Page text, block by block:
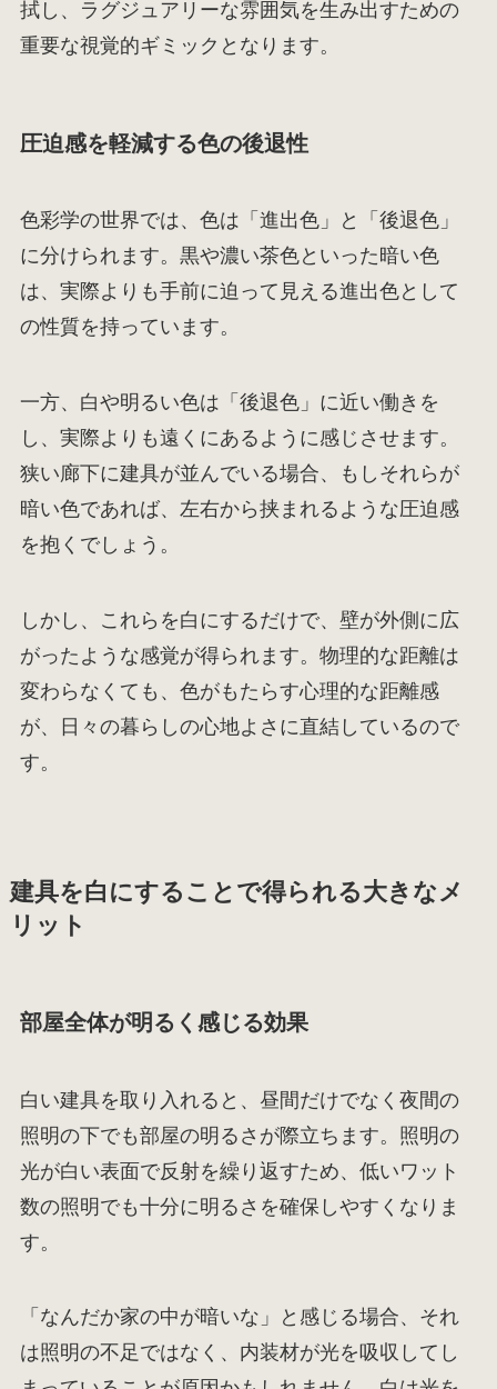
拭し、ラグジュアリーな雰囲気を生み出すための
重要な視覚的ギミックとなります。
圧迫感を軽減する色の後退性
色彩学の世界では、色は「進出色」と「後退色」
に分けられます。黒や濃い茶色といった暗い色
は、実際よりも手前に迫って見える進出色として
の性質を持っています。
一方、白や明るい色は「後退色」に近い働きを
し、実際よりも遠くにあるように感じさせます。
狭い廊下に建具が並んでいる場合、もしそれらが
暗い色であれば、左右から挟まれるような圧迫感
を抱くでしょう。
しかし、これらを白にするだけで、壁が外側に広
がったような感覚が得られます。物理的な距離は
変わらなくても、色がもたらす心理的な距離感
が、日々の暮らしの心地よさに直結しているので
す。
建具を白にすることで得られる大きなメ
リット
部屋全体が明るく感じる効果
白い建具を取り入れると、昼間だけでなく夜間の
照明の下でも部屋の明るさが際立ちます。照明の
光が白い表面で反射を繰り返すため、低いワット
数の照明でも十分に明るさを確保しやすくなりま
す。
「なんだか家の中が暗いな」と感じる場合、それ
は照明の不足ではなく、内装材が光を吸収してし